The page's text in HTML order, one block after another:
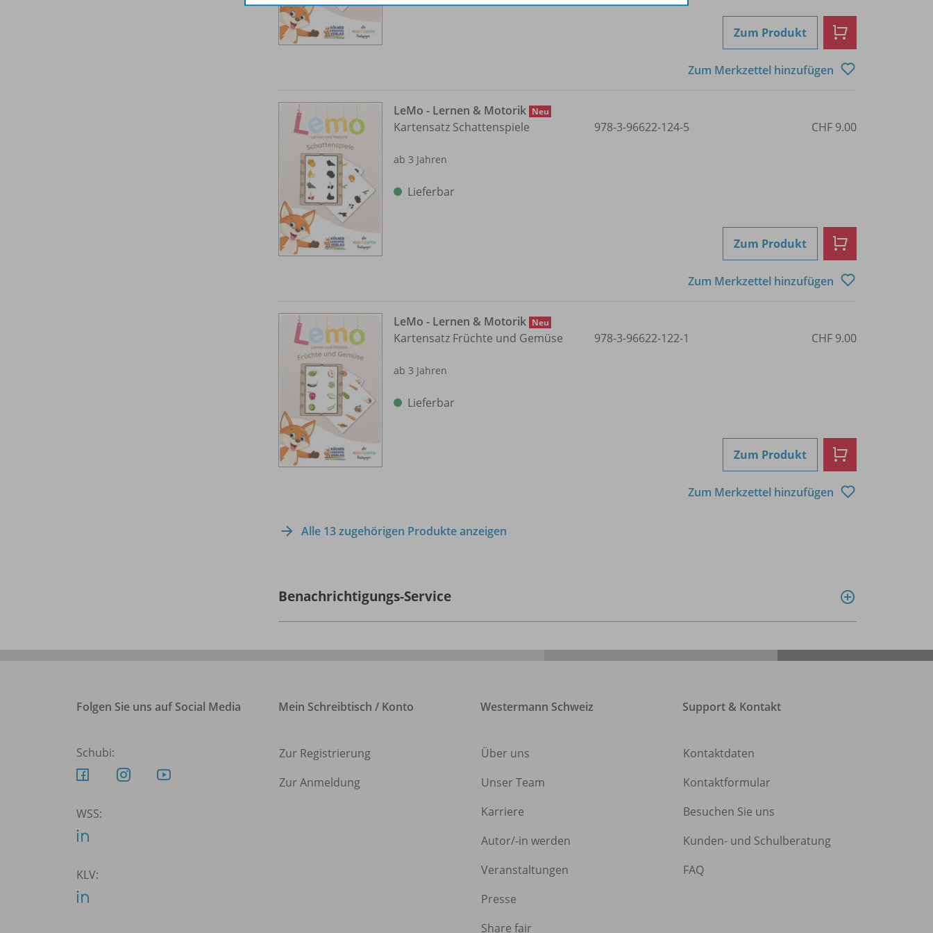
Zum Produkt
Zum Merkzettel hinzufügen
LeMo - Lernen & Motorik Neu
Kartensatz Schattenspiele
ab 3 Jahren
Lieferbar
978-3-96622-124-5 CHF 9.00
Zum Produkt
Zum Merkzettel hinzufügen
LeMo - Lernen & Motorik Neu
Kartensatz Früchte und Gemüse
ab 3 Jahren
Lieferbar
978-3-96622-122-1 CHF 9.00
Zum Produkt
Zum Merkzettel hinzufügen
Alle 13 zugehörigen Produkte anzeigen
Benachrichtigungs-Service
Folgen Sie uns auf Social Media
Schubi:
WSS:
KLV:
Mein Schreibtisch / Konto
Zur Registrierung
Zur Anmeldung
Westermann Schweiz
Über uns
Unser Team
Karriere
Autor/-in werden
Veranstaltungen
Presse
Share fair
Support & Kontakt
Kontaktdaten
Kontaktformular
Besuchen Sie uns
Kunden- und Schulberatung
FAQ